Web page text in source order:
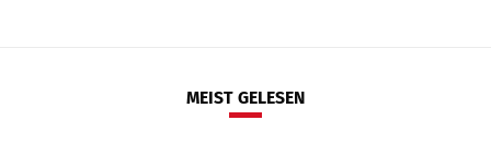
MEIST GELESEN